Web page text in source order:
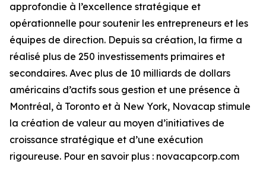
approfondie à l’excellence stratégique et
opérationnelle pour soutenir les entrepreneurs et les
équipes de direction. Depuis sa création, la firme a
réalisé plus de 250 investissements primaires et
secondaires. Avec plus de 10 milliards de dollars
américains d’actifs sous gestion et une présence à
Montréal, à Toronto et à New York, Novacap stimule
la création de valeur au moyen d’initiatives de
croissance stratégique et d’une exécution
rigoureuse. Pour en savoir plus : novacapcorp.com